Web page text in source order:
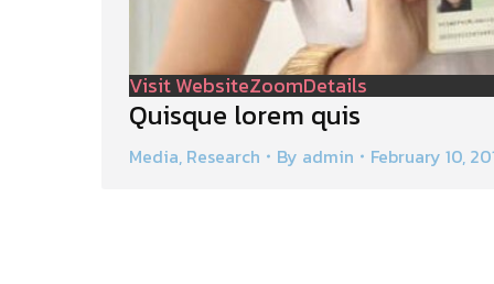
Visit WebsiteZoomDetails
Quisque lorem quis
Media, Research By admin February 10,